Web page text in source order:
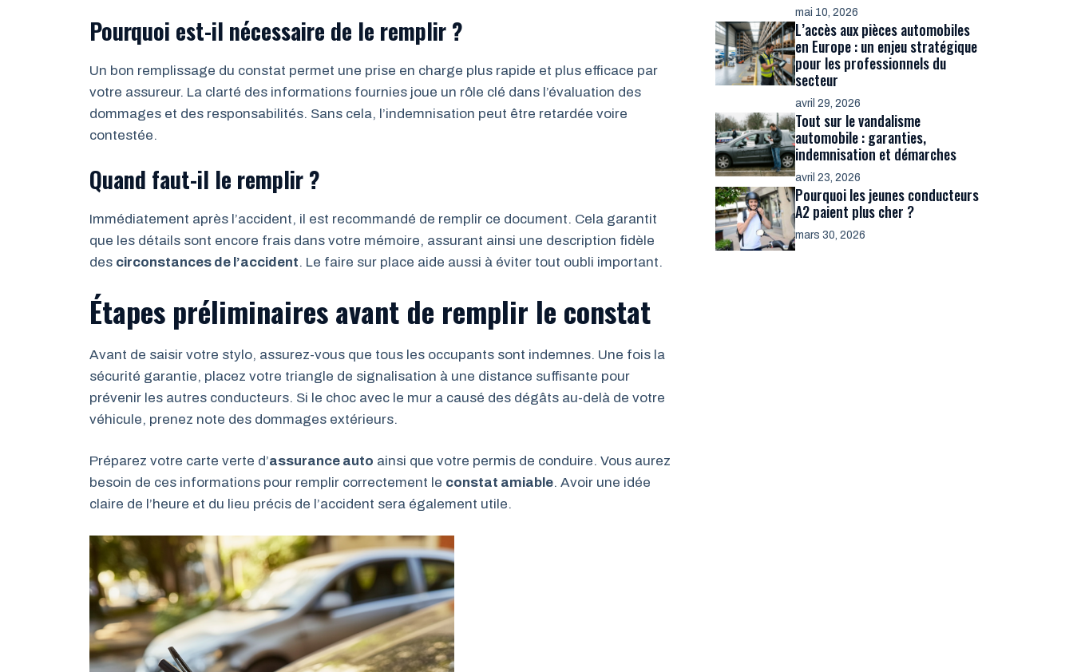
Pourquoi est-il nécessaire de le remplir ?
Un bon remplissage du constat permet une prise en charge plus rapide et plus efficace par
votre assureur. La clarté des informations fournies joue un rôle clé dans l’évaluation des
dommages et des responsabilités. Sans cela, l’indemnisation peut être retardée voire
contestée.
Quand faut-il le remplir ?
Immédiatement après l’accident, il est recommandé de remplir ce document. Cela garantit
que les détails sont encore frais dans votre mémoire, assurant ainsi une description fidèle
des circonstances de l’accident. Le faire sur place aide aussi à éviter tout oubli important.
Étapes préliminaires avant de remplir le constat
Avant de saisir votre stylo, assurez-vous que tous les occupants sont indemnes. Une fois la
sécurité garantie, placez votre triangle de signalisation à une distance suffisante pour
prévenir les autres conducteurs. Si le choc avec le mur a causé des dégâts au-delà de votre
véhicule, prenez note des dommages extérieurs.
Préparez votre carte verte d’assurance auto ainsi que votre permis de conduire. Vous aurez
besoin de ces informations pour remplir correctement le constat amiable. Avoir une idée
claire de l’heure et du lieu précis de l’accident sera également utile.
mai 10, 2026
L’accès aux pièces automobiles
en Europe : un enjeu stratégique
pour les professionnels du
secteur
avril 29, 2026
Tout sur le vandalisme
automobile : garanties,
indemnisation et démarches
avril 23, 2026
Pourquoi les jeunes conducteurs
A2 paient plus cher ?
mars 30, 2026